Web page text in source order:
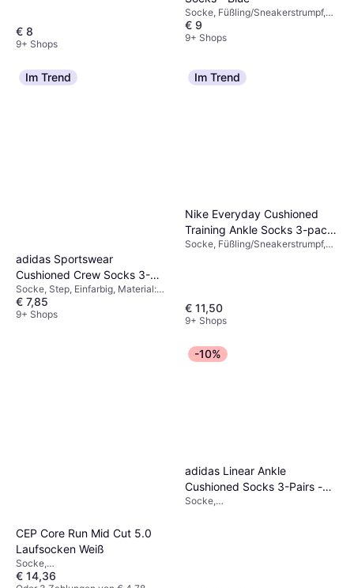
€ 8
9+ Shops
Socke, Füßling/Sneakerstrumpf,
Material: Polyamid, Baumwolle,
Elastan/Lycra/Spandex
€ 9
9+ Shops
Im Trend
adidas Sportswear
Cushioned Crew Socks 3-
packs - White/Black
Socke, Step, Einfarbig, Material:
Wolle, Elastan/Lycra/Spandex,
Nylon, Baumwolle, Polyester,
€ 7,85
9+ Shops
Im Trend
Nike Everyday Cushioned
Training Ankle Socks 3-pack
- Black/White
Socke, Füßling/Sneakerstrumpf,
€ 11,50
9+ Shops
CEP Core Run Mid Cut 5.0
Laufsocken Weiß
Socke,
Sportstrumpf/Trainingsstrumpf,
€ 14,36
-10%
adidas Linear Ankle
Cushioned Socks 3-Pairs -
Medium Grey
Socke,